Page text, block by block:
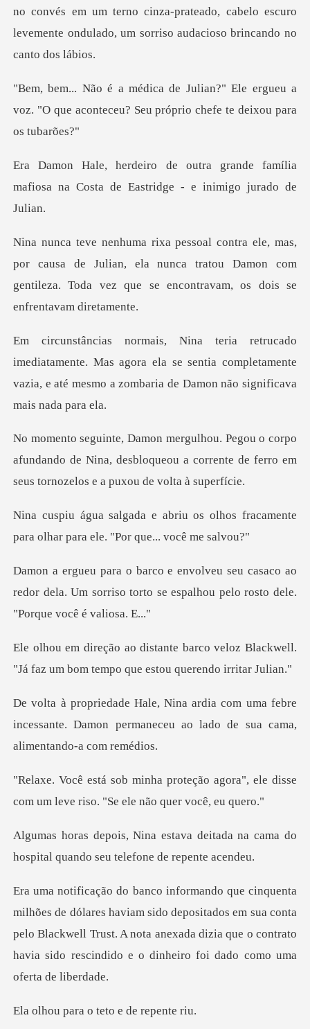
nvés em um terno cinza-prateado, cabelo escuro
levemente on
Ele ergueu a
voz. "O que aconteceu? Seu
ande família
mafiosa na Costa de Eas
ausa de Julian, ela nunca tratou Damon com
gentileza. Toda
nte. Mas agora ela se sentia completamente
vazia, e até me
afundando de Nina, desbloqueou a corrente de ferro
s olhos fracamente
para olhar para
aco ao
redor dela. Um sorriso torto se espalho
o veloz Blackwell.
"Já faz um bom tem
uma febre
incessante. Damon permaneceu ao la
ão agora", ele disse
com um leve ri
deitada na cama do
hospital quando
sido depositados em sua conta
pelo Blackwell Trust. A nota anexada dizia que o c
a o teto e de